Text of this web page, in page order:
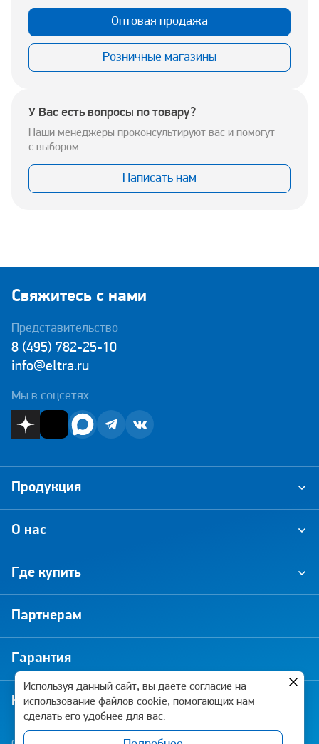
Оптовая продажа
Розничные магазины
У Вас есть вопросы по товару?
Наши менеджеры проконсультируют вас и помогут
с выбором.
Написать нам
Свяжитесь с нами
Представительство
8 (495) 782-25-10
info@eltra.ru
Мы в соцсетях
О нас
Где купить
Партнерам
Гарантия
Новости и акции
Продукция
Используя данный сайт, вы даете согласие на
использование файлов cookie, помогающих нам
сделать его удобнее для вас.